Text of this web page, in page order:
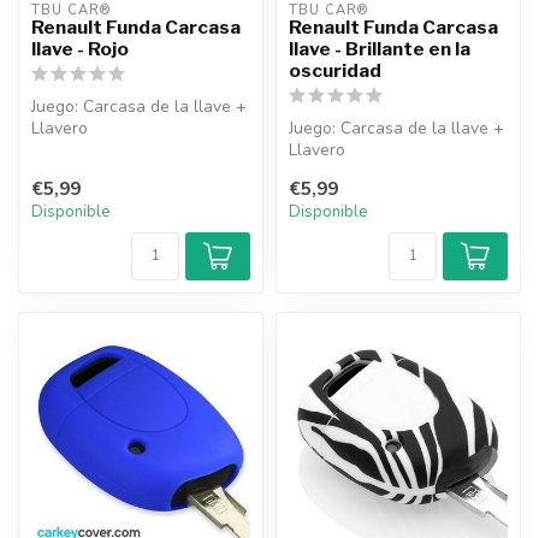
TBU CAR®
Renault Funda Carcasa
llave - Rojo
Juego: Carcasa de la llave +
Llavero
€5,99
Disponible
TBU CAR®
Renault Funda Carcasa
llave - Brillante en la
oscuridad
Juego: Carcasa de la llave +
Llavero
€5,99
Disponible